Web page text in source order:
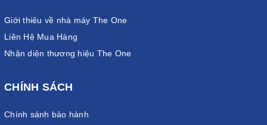
Giới thiệu về nhà máy The One
Liên Hệ Mua Hàng
Nhận diện thương hiệu The One
CHÍNH SÁCH
Chính sánh bảo hành